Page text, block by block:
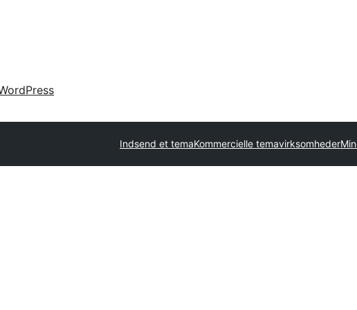
Indsend et temaKommercielle temavirksomheder